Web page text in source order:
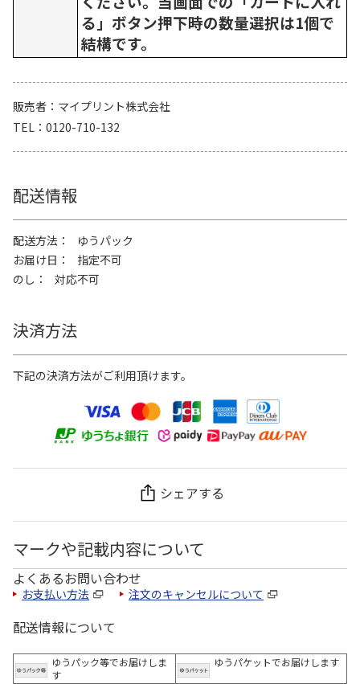
る」ボタン押下時の数量選択は1個で
結構です。
販売者
マイプリント株式会社
TEL
0120-710-132
配送情報
配送方法
ゆうパック
お届け日
指定不可
のし
対応不可
決済方法
下記の決済方法がご利用頂けます。
シェアする
マークや記載内容について
よくあるお問い合わせ
お支払い方法 注文のキャンセルについて
配送情報について
ゆうパック等でお届けしま
す
ゆうパケットでお届けします